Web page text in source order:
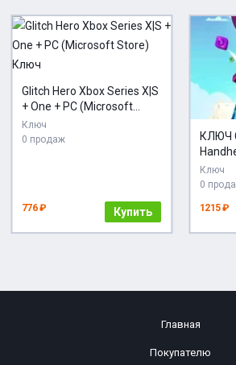
Glitch Hero Xbox Series X|S
+ One + PC (Microsoft
Store) Ключ
Ключ
0 продаж
776 ₽ Купить
КЛЮЧ
Код
Ключ
0
1215 ₽
Главная
Покупателю